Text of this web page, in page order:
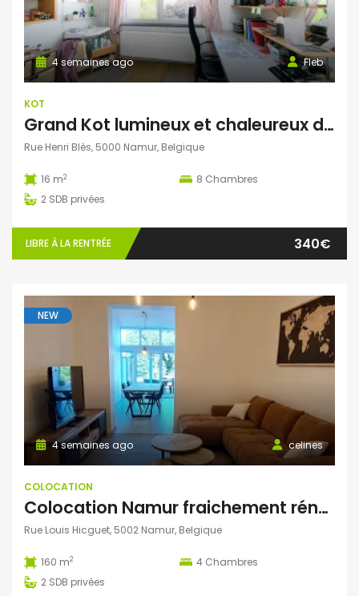
Fleb
4 semaines ago
KOT
Grand Kot lumineux et chaleureux dans une maison 100% filles
Rue Henri Blès, 5000 Namur, Belgique
16 m2 8 Chambres
2 SDB privées
LIBRE À LA RENTRÉE 340€
NEW
celines
4 semaines ago
COLOCATION
Colocation Namur fraichement rénovée 4 filles (jeunes travailleurs, pas étudiants)- 2 chambres libres
Rue Louis Hicguet, 5002 Namur, Belgique
160 m2 4 Chambres
2 SDB privées